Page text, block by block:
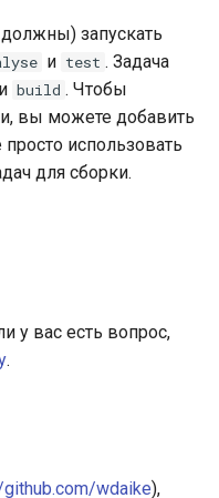
запускать
и test . Задача
build . Чтобы
вы можете добавить
использовать
для сборки.
у вас есть вопрос,
.
wdaike),